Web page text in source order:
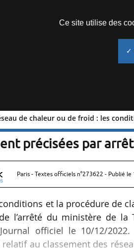
de chaleur ou de froid : les
chaleur ou de
précisées par
Paris - Textes officiels n°273622 - Publié le
et la procédure de
l’arrêté du ministère de
officiel le 10/12/
relatif au classement des
Ce site utilise des
✓